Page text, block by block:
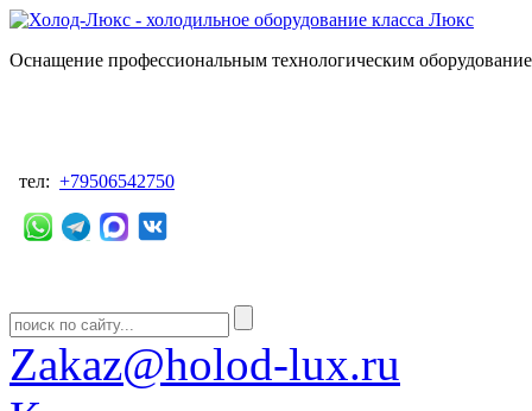
Оснащение профессиональным технологическим
тел: +79506542750
Zakaz@holod-lux.ru